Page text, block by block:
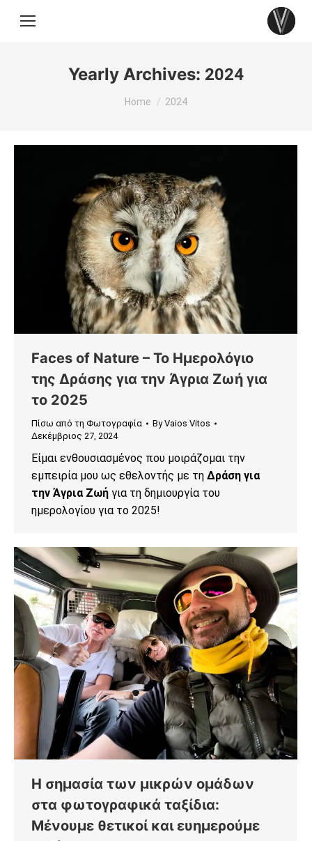
Yearly Archives: 2024
You are here:
Home 2024
Faces of Nature – To Ημερολόγιο
της Δράσης για την Άγρια Ζωή για
το 2025
Πίσω από τη Φωτογραφία ByVaios Vitos
Δεκέμβριος 27, 2024
Είμαι ενθουσιασμένος που μοιράζομαι την
εμπειρία μου ως εθελοντής με τη Δράση για
την Άγρια Ζωή για τη δημιουργία του
ημερολογίου για το 2025!
Η σημασία των μικρών ομάδων
στα φωτογραφικά ταξίδια:
Μένουμε θετικοί και ευημερούμε